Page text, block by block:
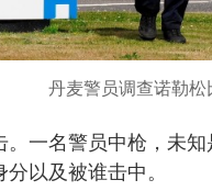
丹麦警员调查诺勒松
一名警员中枪，未
以及被谁击中。